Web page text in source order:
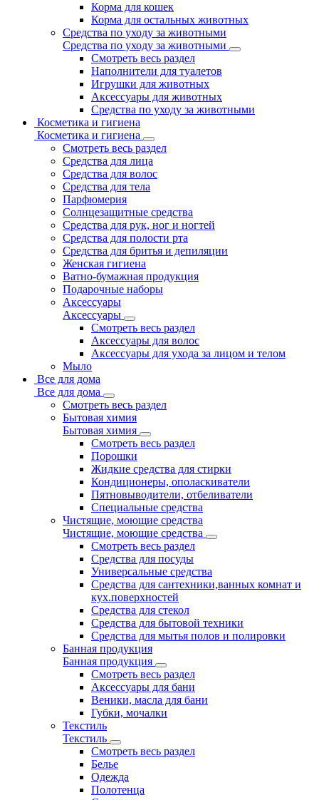
Корма для кошек
Корма для остальных животных
Средства по уходу за животными
Средства по уходу за животными
Смотреть весь раздел
Наполнители для туалетов
Игрушки для животных
Аксессуары для животных
Средства по уходу за животными
Косметика и гигиена
Косметика и гигиена
Смотреть весь раздел
Средства для лица
Средства для волос
Средства для тела
Парфюмерия
Солнцезащитные средства
Средства для рук, ног и ногтей
Средства для полости рта
Средства для бритья и депиляции
Женская гигиена
Ватно-бумажная продукция
Подарочные наборы
Аксессуары
Аксессуары
Смотреть весь раздел
Аксессуары для волос
Аксессуары для ухода за лицом и телом
Мыло
Все для дома
Все для дома
Смотреть весь раздел
Бытовая химия
Бытовая химия
Смотреть весь раздел
Порошки
Жидкие средства для стирки
Кондиционеры, ополаскиватели
Пятновыводители, отбеливатели
Специальные средства
Чистящие, моющие средства
Чистящие, моющие средства
Смотреть весь раздел
Средства для посуды
Универсальные средства
Средства для сантехники,ванных комнат и
кух.поверхностей
Средства для стекол
Средства для бытовой техники
Средства для мытья полов и полировки
Банная продукция
Банная продукция
Смотреть весь раздел
Аксессуары для бани
Веники, масла для бани
Губки, мочалки
Текстиль
Текстиль
Смотреть весь раздел
Белье
Одежда
Полотенца